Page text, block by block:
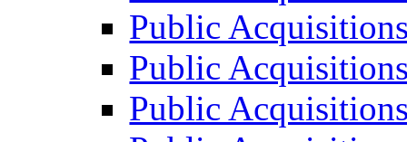
Public
Public
Public